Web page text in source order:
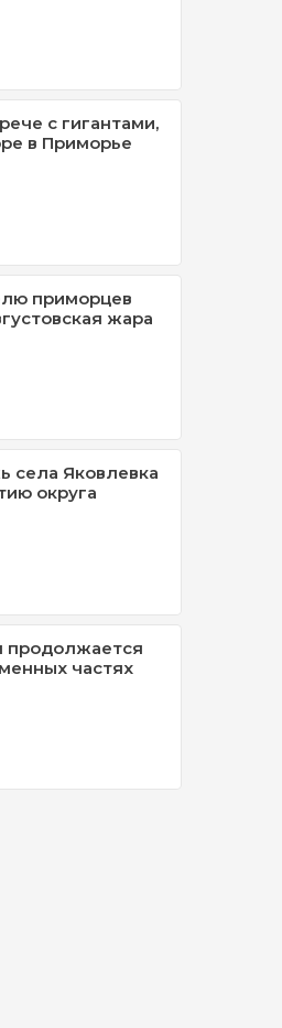
с гигантами,
в Приморье
приморцев
жара
села Яковлевка
округа
продолжается
частях